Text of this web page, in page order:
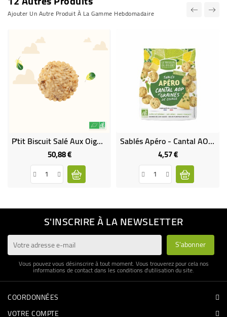
Ajouter Un Autre Produit À La Gamme Hebdomadaire
P'tit Biscuit Salé Aux Oignons Bio - 1,5 Kg
50,88 €Prix
Sablés Apéro - Cantal AOP Et Graines De Courge -100g
4,57 €Prix
S'INSCRIRE À LA NEWSLETTER
Vous pouvez vous désinscrire à tout moment. Vous trouverez pour cela nos
informations de contact dans les conditions d'utilisation du site.
COORDONNÉES
VOTRE COMPTE